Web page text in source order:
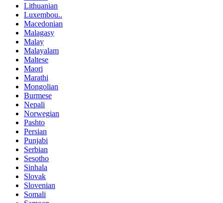
Lithuanian
Luxembou..
Macedonian
Malagasy
Malay
Malayalam
Maltese
Maori
Marathi
Mongolian
Burmese
Nepali
Norwegian
Pashto
Persian
Punjabi
Serbian
Sesotho
Sinhala
Slovak
Slovenian
Somali